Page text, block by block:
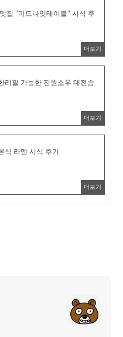
집 "미드나잇테이블" 시식 후
더보기
리필 가능한 진원소우 대전송
더보기
식 라멘 시식 후기
더보기